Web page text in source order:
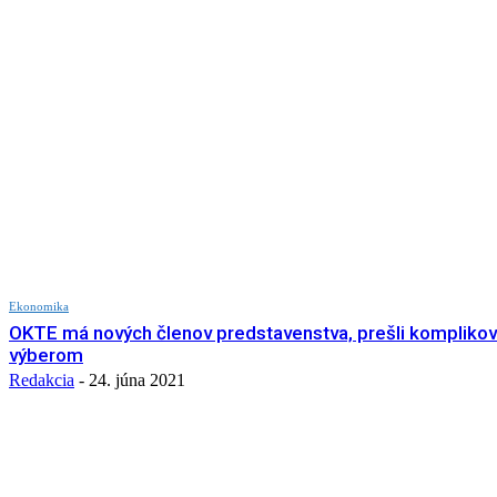
Ekonomika
OKTE má nových členov predstavenstva, prešli
výberom
Redakcia - 24. júna 2021